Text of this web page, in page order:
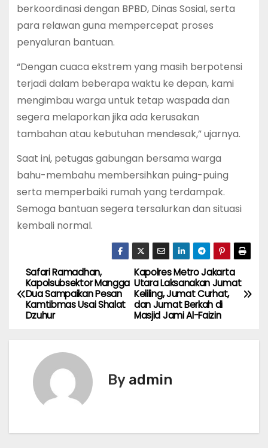
berkoordinasi dengan BPBD, Dinas Sosial, serta
para relawan guna mempercepat proses
penyaluran bantuan.
“Dengan cuaca ekstrem yang masih berpotensi
terjadi dalam beberapa waktu ke depan, kami
mengimbau warga untuk tetap waspada dan
segera melaporkan jika ada kerusakan
tambahan atau kebutuhan mendesak,” ujarnya.
Saat ini, petugas gabungan bersama warga
bahu-membahu membersihkan puing-puing
serta memperbaiki rumah yang terdampak.
Semoga bantuan segera tersalurkan dan situasi
kembali normal.
P
o
v
Kapolres Metro Jakarta
Utara Laksanakan Jumat
Keliling, Jumat Curhat,
dan Jumat Berkah di
Masjid Jami Al-Faizin
Safari Ramadhan,
Kapolsubsektor Mangga
Dua Sampaikan Pesan
Kamtibmas Usai Shalat
Dzuhur
By admin